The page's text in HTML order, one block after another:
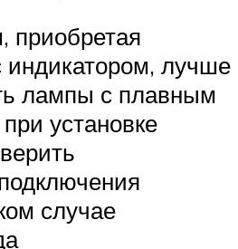
приобретая
индикатором, лучше
лампы с плавным
установке
случае